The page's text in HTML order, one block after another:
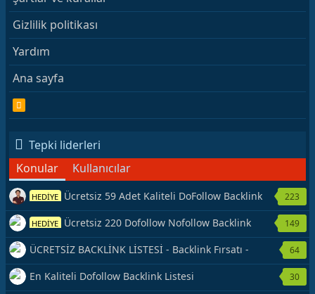
Gizlilik politikası
Yardım
Ana sayfa
R
S
Tepki liderleri
Konular
Kullanıcılar
HEDİYE Ücretsiz 59 Adet Kaliteli DoFollow Backlink
Kaynağı Veriyorum.
223
HEDİYE Ücretsiz 220 Dofollow Nofollow Backlink
Veriyorum
149
ÜCRETSİZ BACKLİNK LİSTESİ - Backlink Fırsatı -
Hemen Yetiş!
64
En Kaliteli Dofollow Backlink Listesi 30